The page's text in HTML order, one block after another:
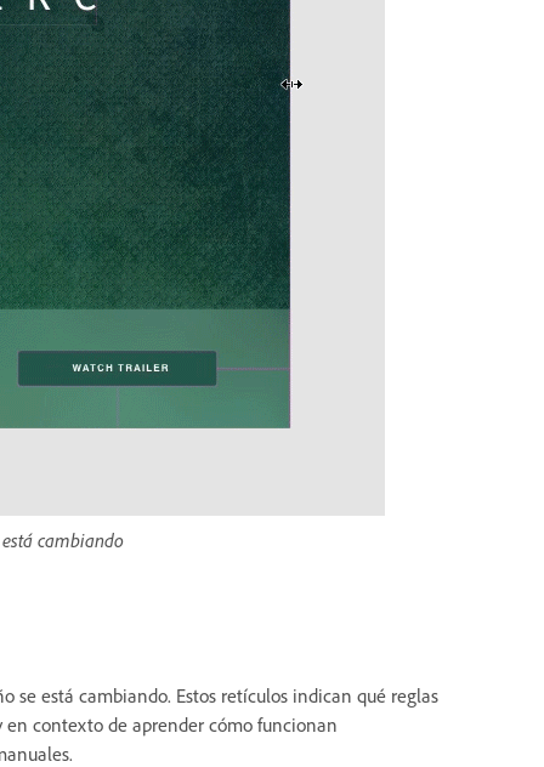
cambiando
se está cambiando. Estos retículos indican qué reglas
contexto de aprender cómo funcionan